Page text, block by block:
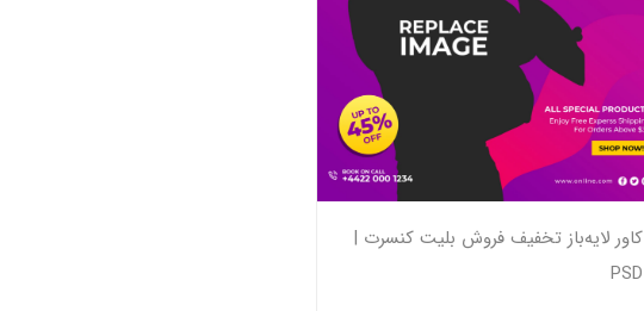
کاور لایه‌باز تخفیف فروش بلیت کنسرت |
PSD